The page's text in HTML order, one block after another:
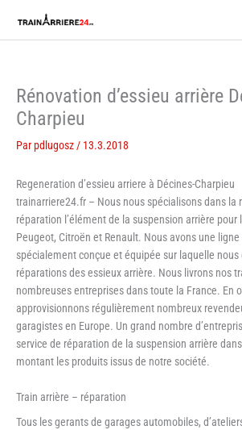
contenu
Rénovation d’essieu arrière
Charpieu
Par pdlugosz / 13.3.2018
Regeneration d’essieu arriere à Décines-Charpieu
trainarriere24.fr – Nous nous spécialisons dans la
réparation l’élément de la suspension arrière
Peugeot, Citroën et Renault. Nous avons une
spécialement conçue et équipée sur laquelle
réparations des essieux arrière. Nous livrons nos
nombreuses entreprises dans toute la France. En
approvisionnons régulièrement nombreux
garagistes en Europe. Un grand nombre
service de réparation de la suspension arrière
montant les produits issus de notre société.
Train arrière – réparation
Tous les gerants de garages automobiles,